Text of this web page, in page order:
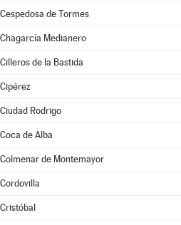
Cespedosa de Tormes
Chagarcía Medianero
Cilleros de la Bastida
Cipérez
Ciudad Rodrigo
Coca de Alba
Colmenar de Montemayor
Cordovilla
Cristóbal